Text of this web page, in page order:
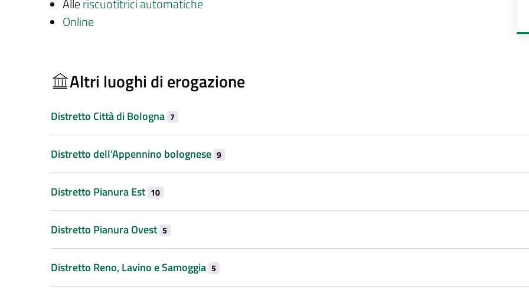
Alleriscuotitrici automatiche
Online
Altri luoghi di erogazione
Distretto Città di Bologna 7
Distretto dell’Appennino bolognese 9
Distretto Pianura Est 10
Distretto Pianura Ovest 5
Distretto Reno, Lavino e Samoggia 5